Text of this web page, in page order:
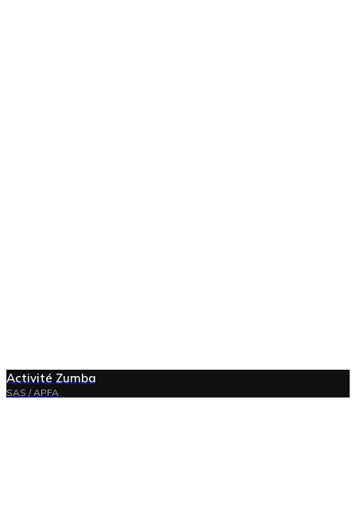
Activité Zumba
SAS / APFA